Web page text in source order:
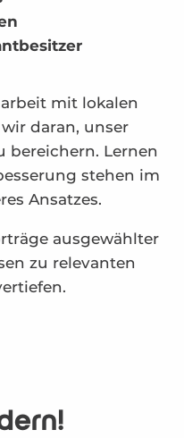
mit lokalen
daran, unser
bereichern. Lernen
stehen im
Ansatzes.
ausgewählter
zu relevanten